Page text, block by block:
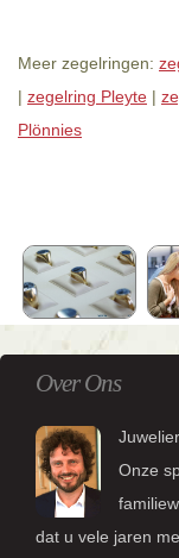
Meer zegelringen:
| zegelring Pleyte |
Plönnies
Over Ons
Onze
dat u vele jaren